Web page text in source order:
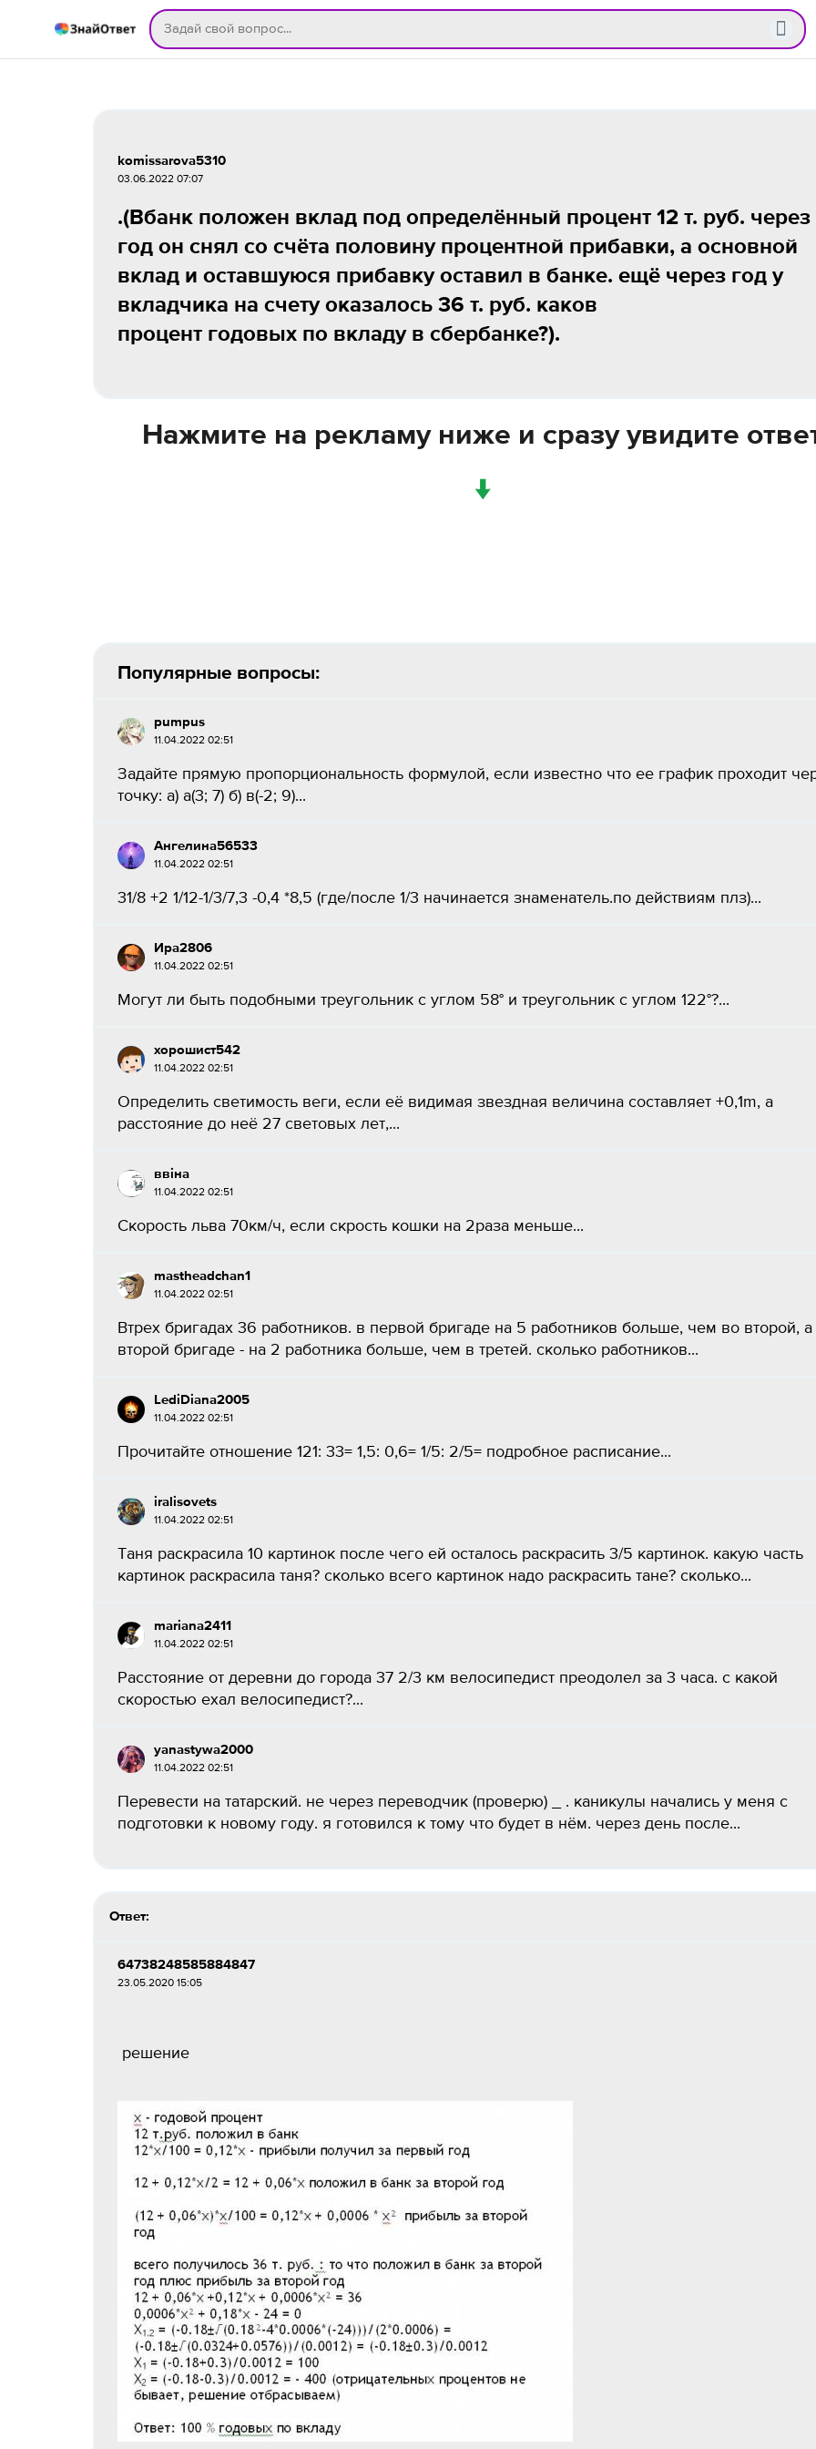
komissarova5310
03.06.2022 07:07
.(Вбанк положен вклад под определённый процент 12 т. руб. через
год он снял со счёта половину процентной прибавки, а основной
вклад и оставшуюся прибавку оставил в банке. ещё через год у
вкладчика на счету оказалось 36 т. руб. каков
процент годовых по вкладу в сбербанке?).
Нажмите на рекламу ниже и сразу увидите
↓
Популярные вопросы:
pumpus
11.04.2022 02:51
Задайте прямую пропорциональность формулой, если известно что ее график проходит
точку: а) а(3; 7) б) в(-2; 9)...
Ангелина56533
11.04.2022 02:51
31/8 +2 1/12-1/3/7,3 -0,4 *8,5 (где/после 1/3 начинается знаменатель.по действиям плз)...
Ира2806
11.04.2022 02:51
Могут ли быть подобными треугольник с углом 58° и треугольник с углом 122°?...
хорошист542
11.04.2022 02:51
Определить светимость веги, если её видимая звездная величина составляет +0,1m, а
расстояние до неё 27 световых лет,...
ввіна
11.04.2022 02:51
Скорость льва 70км/ч, если скрость кошки на 2раза меньше...
mastheadchan1
11.04.2022 02:51
Втрех бригадах 36 работников. в первой бригаде на 5 работников больше, чем во второй, а
второй бригаде - на 2 работника больше, чем в третей. сколько работников...
LediDiana2005
11.04.2022 02:51
Прочитайте отношение 121: 33= 1,5: 0,6= 1/5: 2/5= подробное расписание...
iralisovets
11.04.2022 02:51
Таня раскрасила 10 картинок после чего ей осталось раскрасить 3/5 картинок. какую часть
картинок раскрасила таня? сколько всего картинок надо раскрасить тане? сколько...
mariana2411
11.04.2022 02:51
Расстояние от деревни до города 37 2/3 км велосипедист преодолел за 3 часа. с какой
скоростью ехал велосипедист?...
yanastywa2000
11.04.2022 02:51
Перевести на татарский. не через переводчик (проверю) _ . каникулы начались у меня с
подготовки к новому году. я готовился к тому что будет в нём. через день после...
Ответ:
64738248585884847
23.05.2020 15:05
решение